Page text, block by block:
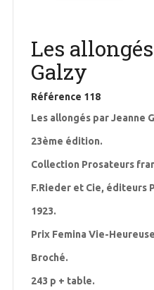
Les
Galzy
Référence 118
Les allongés par Jeanne
23ème édition.
Collection Prosateurs
F.Rieder et Cie, éditeurs
1923.
Prix Femina Vie-
Broché.
243 p + table.